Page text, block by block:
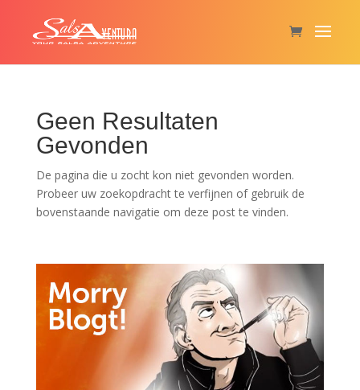
Geen Resultaten
Gevonden
De pagina die u zocht kon niet gevonden worden.
Probeer uw zoekopdracht te verfijnen of gebruik de
bovenstaande navigatie om deze post te vinden.